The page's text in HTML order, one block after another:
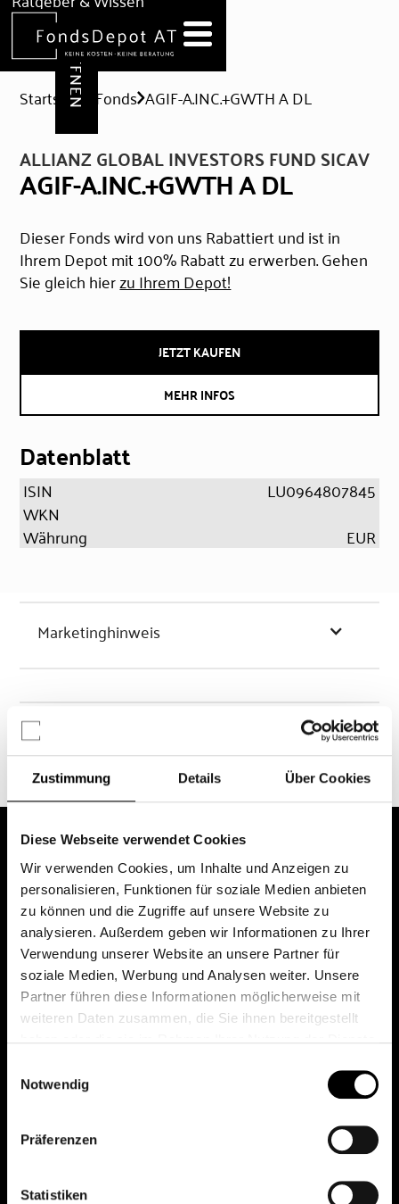
Zustimmung Details Über Cookies
Diese Webseite verwendet Cookies
Wir verwenden Cookies, um Inhalte und Anzeigen zu
personalisieren, Funktionen für soziale Medien anbieten
zu können und die Zugriffe auf unsere Website zu
analysieren. Außerdem geben wir Informationen zu Ihrer
Verwendung unserer Website an unsere Partner für
soziale Medien, Werbung und Analysen weiter. Unsere
Partner führen diese Informationen möglicherweise mit
weiteren Daten zusammen, die Sie ihnen bereitgestellt
Notwendig
Präferenzen
Statistiken
Hilfe & Formulare
DEPOT ERÖFFNEN
Startseite Fonds AGIF-A.INC.+GWTH A DL
ALLIANZ GLOBAL INVESTORS FUND SICAV
AGIF-A.INC.+GWTH A DL
Dieser Fonds wird von uns Rabattiert und ist in
Ihrem Depot mit 100% Rabatt zu erwerben. Gehen
Sie gleich hierzu Ihrem Depot!
JETZT KAUFEN
MEHR INFOS
Datenblatt
ISIN
LU0964807845
WKN
Währung
EUR
Marketinghinweis
Chancen & Risiken
Das erste Depot in Österreich mit 0€ Kontoführung,
0€ Ausgabeaufschlag und 0€ Depotgebühren bei
knapp 2000 Fonds und 0€ Orderspesen.
All rights reserved.